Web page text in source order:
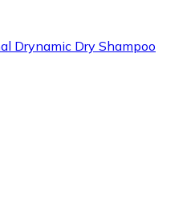
Drynamic Dry Shampoo